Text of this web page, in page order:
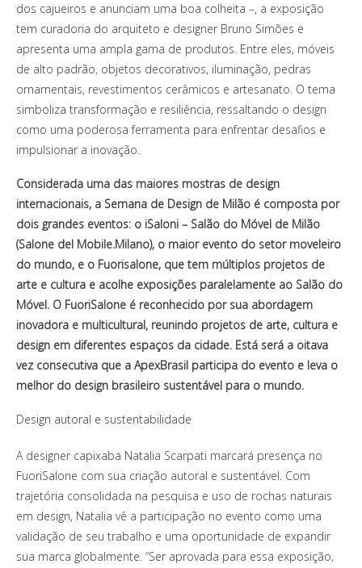
dos cajueiros e anunciam uma boa colheita –, a exposição
tem curadoria do arquiteto e designer Bruno Simões e
apresenta uma ampla gama de produtos. Entre eles, móveis
de alto padrão, objetos decorativos, iluminação, pedras
ornamentais, revestimentos cerâmicos e artesanato. O tema
simboliza transformação e resiliência, ressaltando o design
como uma poderosa ferramenta para enfrentar desafios e
impulsionar a inovação.
Considerada uma das maiores mostras de design
internacionais, a Semana de Design de Milão é composta por
dois grandes eventos: o iSaloni – Salão do Móvel de Milão
(Salone del Mobile.Milano), o maior evento do setor moveleiro
do mundo, e o Fuorisalone, que tem múltiplos projetos de
arte e cultura e acolhe exposições paralelamente ao Salão do
Móvel. O FuoriSalone é reconhecido por sua abordagem
inovadora e multicultural, reunindo projetos de arte, cultura e
design em diferentes espaços da cidade. Está será a oitava
vez consecutiva que a ApexBrasil participa do evento e leva o
melhor do design brasileiro sustentável para o mundo.
Design autoral e sustentabilidade
A designer capixaba Natalia Scarpati marcará presença no
FuoriSalone com sua criação autoral e sustentável. Com
trajetória consolidada na pesquisa e uso de rochas naturais
em design, Natalia vê a participação no evento como uma
validação de seu trabalho e uma oportunidade de expandir
sua marca globalmente. “Ser aprovada para essa exposição,